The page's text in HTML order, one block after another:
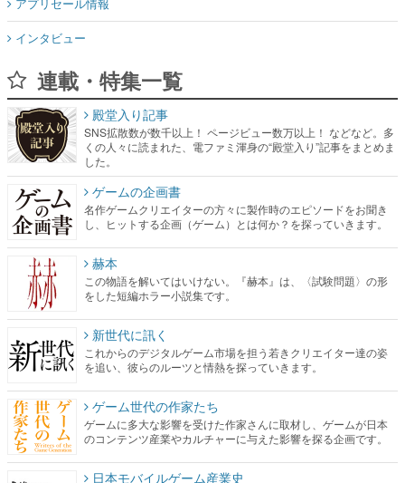
インタビュー
連載・特集一覧
殿堂入り記事
SNS拡散数が数千以上！ ページビュー数万以上！ などなど。多
くの人々に読まれた、電ファミ渾身の“殿堂入り”記事をまとめま
した。
ゲームの企画書
名作ゲームクリエイターの方々に製作時のエピソードをお聞き
し、ヒットする企画（ゲーム）とは何か？を探っていきます。
赫本
この物語を解いてはいけない。『赫本』は、〈試験問題〉の形
をした短編ホラー小説集です。
新世代に訊く
これからのデジタルゲーム市場を担う若きクリエイター達の姿
を追い、彼らのルーツと情熱を探っていきます。
ゲーム世代の作家たち
ゲームに多大な影響を受けた作家さんに取材し、ゲームが日本
のコンテンツ産業やカルチャーに与えた影響を探る企画です。
日本モバイルゲーム産業史